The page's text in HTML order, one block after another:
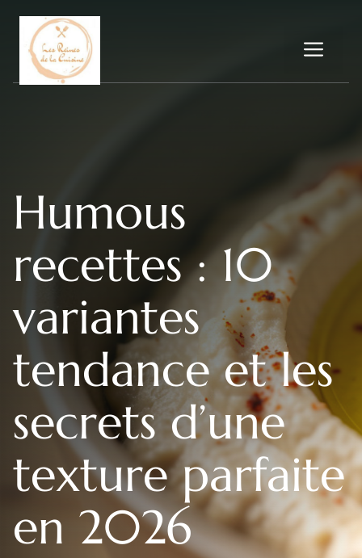
contenu
Humous
recettes : 10
variantes
tendance et les
secrets d’une
texture parfaite
en 2026